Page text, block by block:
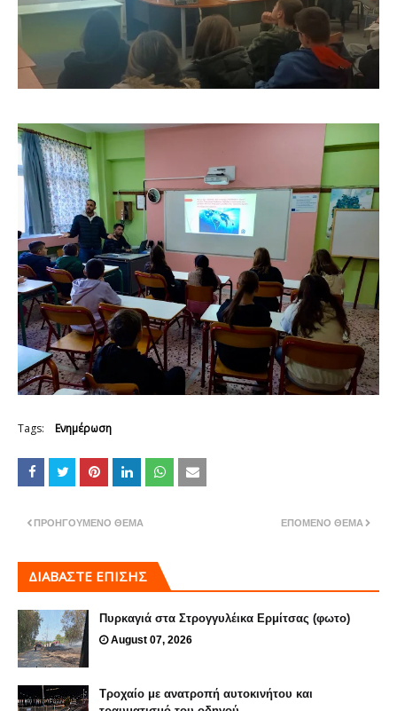
Tags: Ενημέρωση
ΕΠΌΜΕΝΟ ΘΈΜΑ
ΠΡΟΗΓΟΎΜΕΝΟ ΘΈΜΑ
ΔΙΑΒΑΣΤΕ ΕΠΙΣΗΣ
Πυρκαγιά στα Στρογγυλέικα Ερμίτσας (φωτο)
August 07, 2026
Τροχαίο με ανατροπή αυτοκινήτου και